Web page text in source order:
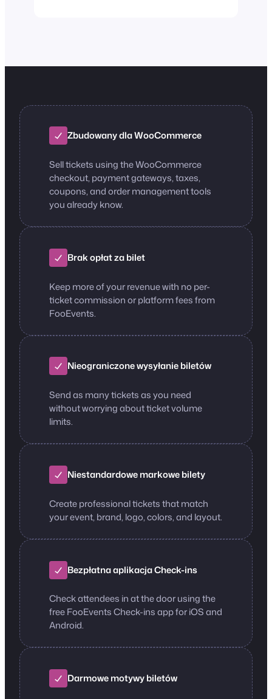
Zbudowany dla WooCommerce
Sell tickets using the WooCommerce
checkout, payment gateways, taxes,
coupons, and order management tools
you already know.
Brak opłat za bilet
Keep more of your revenue with no per-
ticket commission or platform fees from
FooEvents.
Nieograniczone wysyłanie biletów
Send as many tickets as you need
without worrying about ticket volume
limits.
Niestandardowe markowe bilety
Create professional tickets that match
your event, brand, logo, colors, and layout.
Bezpłatna aplikacja Check-ins
Check attendees in at the door using the
free FooEvents Check-ins app for iOS and
Android.
Darmowe motywy biletów